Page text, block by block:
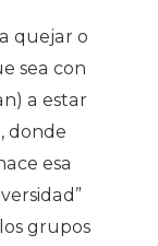
quejar o
sea con
a estar
donde
esa
los grupos